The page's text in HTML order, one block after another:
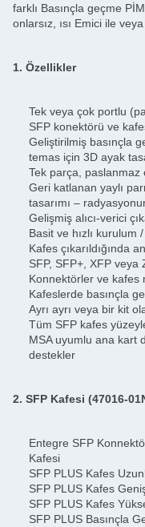
farklı Basınçla geçme
onlarsız, ısı Emici ile
1. Özellikler
Tek veya çok portlu
SFP konektörü ve
Geliştirilmiş basınçla
temas için 3D ayak
Tek parça, paslanmaz
Geri katlanan yaylı
tasarımı –
Gelişmiş alıcı-verici
Basit ve hızlı kurulum
Kafes çıkarıldığında
SFP, SFP+, XFP veya
Konnektörler ve kafes
Kafeslerde basınçla
Ayrı ayrı veya bir kit
Tüm SFP kafes
MSA uyumlu ana kart
destekler
2. SFP Kafesi (47016-
Entegre SFP
Kafesi
SFP PLUS Kafes
SFP PLUS Kafes
SFP PLUS Kafes
SFP PLUS Basınçla